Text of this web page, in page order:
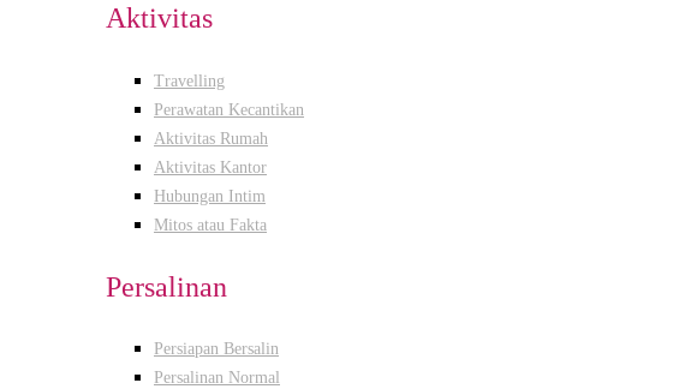
Aktivitas
Travelling
Perawatan Kecantikan
Aktivitas Rumah
Aktivitas Kantor
Hubungan Intim
Mitos atau Fakta
Persalinan
Persiapan Bersalin
Persalinan Normal